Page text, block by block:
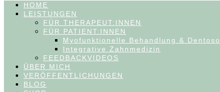
HOME
LEISTUNGEN
FÜR THERAPEUT:INNEN
FÜR PATIENT:INNEN
Myofunktionelle Behandlung &
Integrative Zahnmedizin
FEEDBACKVIDEOS
ÜBER MICH
VERÖFFENTLICHUNGEN
BLOG